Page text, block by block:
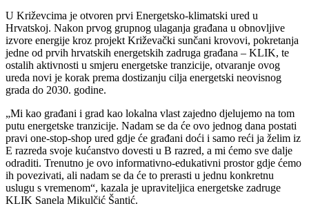
U Križevcima je otvoren prvi Energetsko-klimatski ured u
Hrvatskoj. Nakon prvog grupnog ulaganja građana u obnovljive
izvore energije kroz projekt Križevački sunčani krovovi, pokretanja
jedne od prvih hrvatskih energetskih zadruga građana – KLIK, te
ostalih aktivnosti u smjeru energetske tranzicije, otvaranje ovog
ureda novi je korak prema dostizanju cilja energetski neovisnog
grada do 2030. godine.
„Mi kao građani i grad kao lokalna vlast zajedno djelujemo na tom
putu energetske tranzicije. Nadam se da će ovo jednog dana postati
pravi one-stop-shop ured gdje će građani doći i samo reći ja želim iz
E razreda svoje kućanstvo dovesti u B razred, a mi ćemo sve dalje
odraditi. Trenutno je ovo informativno-edukativni prostor gdje ćemo
ih povezivati, ali nadam se da će to prerasti u jednu konkretnu
uslugu s vremenom“, kazala je upraviteljica energetske zadruge
KLIK Sanela Mikulčić Šantić.